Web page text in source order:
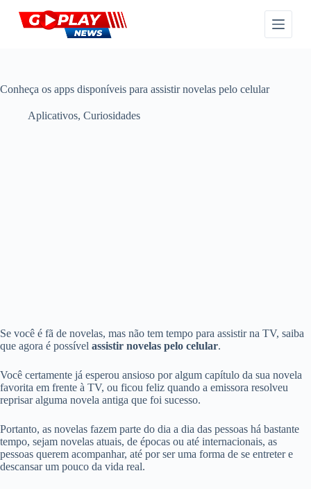
P
a
Conheça os apps disponíveis para assistir novelas pelo celular
Aplicativos, Curiosidades
Se você é fã de novelas, mas não tem tempo para assistir na TV, saiba
que agora é possível assistir novelas pelo celular.
Você certamente já esperou ansioso por algum capítulo da sua novela
favorita em frente à TV, ou ficou feliz quando a emissora resolveu
reprisar alguma novela antiga que foi sucesso.
Portanto, as novelas fazem parte do dia a dia das pessoas há bastante
tempo, sejam novelas atuais, de épocas ou até internacionais, as
pessoas querem acompanhar, até por ser uma forma de se entreter e
descansar um pouco da vida real.